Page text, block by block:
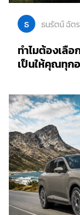
ธ ธนรัตน์ ฉัต
ทำไมต้องเลือ
เป็นให้คุณทุก